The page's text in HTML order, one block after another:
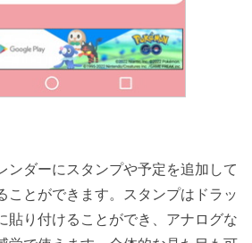
ンダーにスタンプや予定を追加して
ことができます。スタンプはドラッ
貼り付けることができ、アナログな